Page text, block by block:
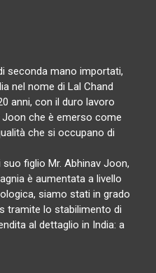
seconda mano importati,
nel nome di Lal Chand
anni, con il duro lavoro
che è emerso come
che si occupano di
figlio Mr. Abhinav Joon,
è aumentata a livello
siamo stati in grado
tramite lo stabilimento di
al dettaglio in India: a